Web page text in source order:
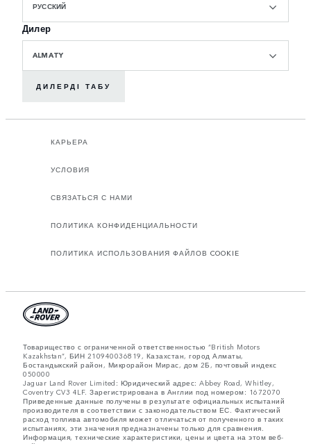
РУССКИЙ
Дилер
ALMATY
ДИЛЕРДІ ТАБУ
КАРЬЕРА
УСЛОВИЯ
СВЯЗАТЬСЯ С НАМИ
ПОЛИТИКА КОНФИДЕНЦИАЛЬНОСТИ
ПОЛИТИКА ИСПОЛЬЗОВАНИЯ ФАЙЛОВ COOKIE
Товарищество с ограниченной ответственностью “British Motors
Kazakhstan”, БИН 210940036819, Казахстан, город Алматы,
Бостандыкский район, Микрорайон Мирас, дом 2Б, почтовый индекс
050000
Jaguar Land Rover Limited: Юридический адрес: Abbey Road, Whitley,
Coventry CV3 4LF. Зарегистрирована в Англии под номером: 1672070
Приведенные данные получены в результате официальных испытаний
производителя в соответствии с законодательством ЕС. Фактический
расход топлива автомобиля может отличаться от полученного в таких
испытаниях, эти значения предназначены только для сравнения.
Информация, технические характеристики, цены и цвета на этом веб-